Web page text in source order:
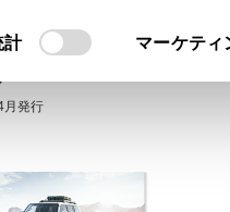
計 マーケティ
月発行